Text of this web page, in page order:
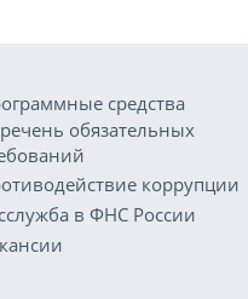
средства
обязательных
коррупции
в ФНС России